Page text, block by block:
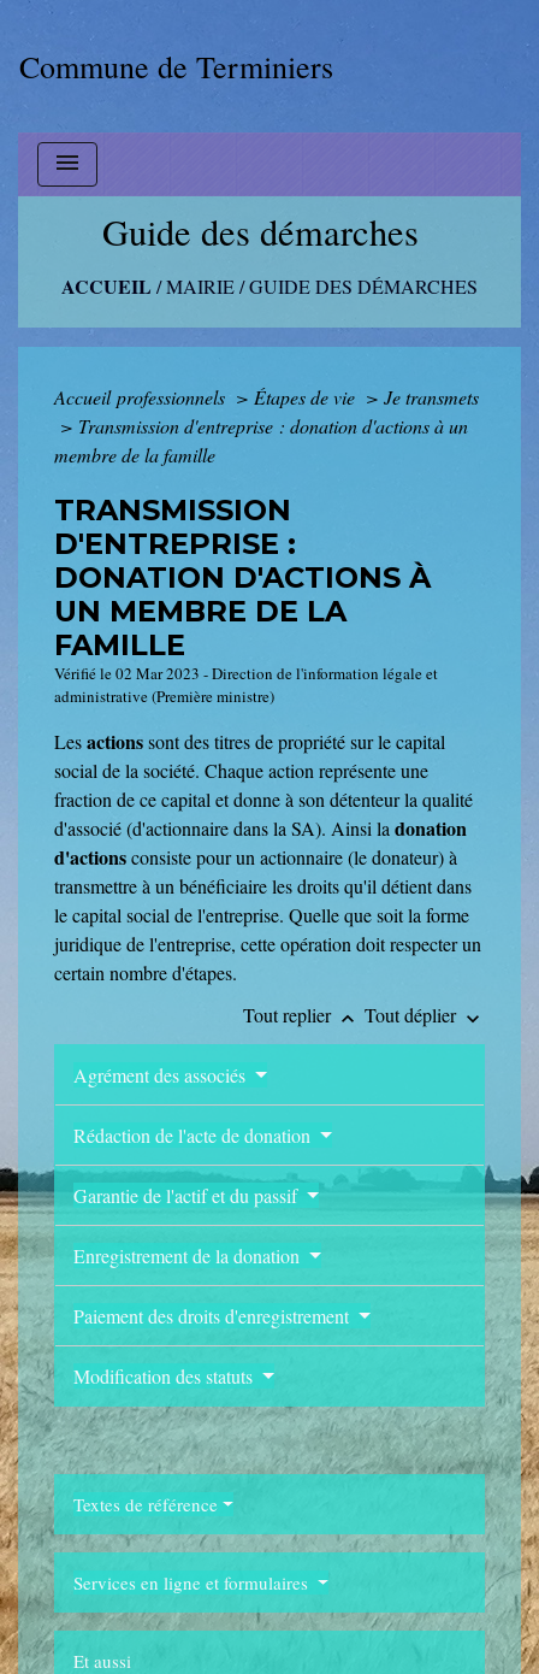
Commune de Terminiers
menu
Guide des démarches
ACCUEIL /MAIRIE/GUIDE DES DÉMARCHES
Accueil professionnels > Étapes de vie > Je transmets
> Transmission d'entreprise : donation d'actions à un
membre de la famille
TRANSMISSION
D'ENTREPRISE :
DONATION D'ACTIONS À
UN MEMBRE DE LA
FAMILLE
Vérifié le 02 Mar 2023 - Direction de l'information légale et
administrative (Première ministre)
Lesactionssont des titres de propriété sur le capital
social de la société. Chaque action représente une
fraction de ce capital et donne à son détenteur la qualité
d'associé (d'actionnaire dans la SA). Ainsi la donation
d'actionsconsiste pour un actionnaire (le donateur) à
transmettre à un bénéficiaire les droits qu'il détient dans
le capital social de l'entreprise. Quelle que soit la forme
juridique de l'entreprise, cette opération doit respecter un
certain nombre d'étapes.
Tout replier keyboard_arrow_up Tout déplier keyboard_arrow_down
Agrément des associés
Rédaction de l'acte de donation
Garantie de l'actif et du passif
Enregistrement de la donation
Paiement des droits d'enregistrement
Modification des statuts
Textes de référence
Services en ligne et formulaires
Et aussi